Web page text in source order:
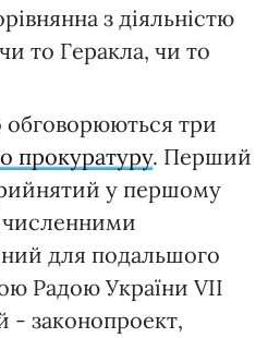
з діяльністю
то Геракла, чи то
обговорюються три
прокуратуру. Перший
у першому
численними
для подальшого
Радою України VII
- законопроект,